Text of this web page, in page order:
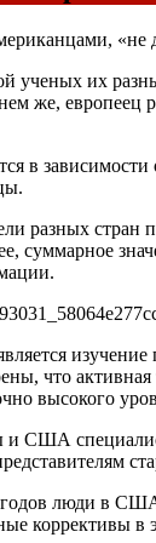
«не
ученых их
же,
в
разных
суммарное
что
высокого
США
люди в США
коррективы в